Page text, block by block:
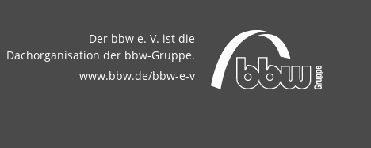
Der bbw e. V. ist die
Dachorganisation der bbw-Gruppe.
www.bbw.de/bbw-e-v